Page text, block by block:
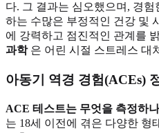
다. 그 결과는 심오했으며, 경
하는 수많은 부정적인 건강 및
에 강력하고 점진적인 관계를
과학은 어린 시절 스트레스 대
아동기 역경 경험(ACEs)
ACE 테스트는 무엇을 측정하
는 18세 이전에 겪은 다양한 형